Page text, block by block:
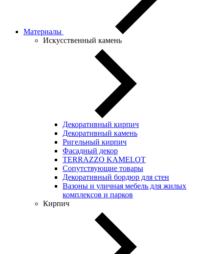
Материалы
Искусственный камень
Декоративный кирпич
Декоративный камень
Ригельный кирпич
Фасадный декор
TERRAZZO KAMELOT
Сопутствующие товары
Декоративный бордюр для стен
Вазоны и уличная мебель для жилых
комплексов и парков
Кирпич